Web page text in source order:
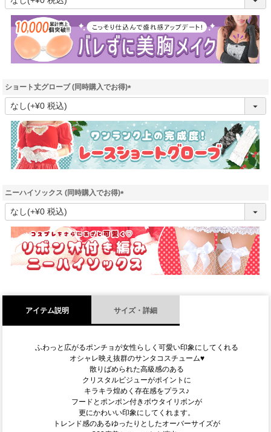
須
)
ショート丈グローブ (同時購入でお得)
(
須
)
ニーハイソックス (同時購入でお得)
(
須
)
アイテム説明 サイズ・詳細
ふわっと広がるポンチョが女性らしく可愛い印象にしてくれる
オシャレ映え抜群のサンタコスチューム♥
散りばめられた高級感のある
クリスタルビジューがポイントに
キラキラ煌めく存在感をプラス♪
フードとポンポン付きボウタイリボンが
更にかわいい印象にしてくれます。
トレンド感のあるゆったりとしたオーバーサイズが